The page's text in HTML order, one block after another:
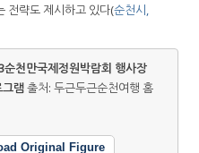
전략도 제시하고 있다(순천시,
순천만국제정원박람회 행사장
램출처: 두근두근순천여행 홈
Original Figure